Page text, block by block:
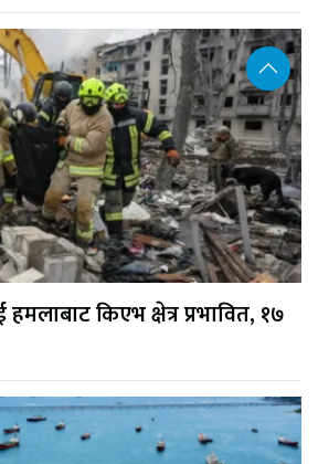
किएभ क्षेत्र प्रभावित, १७